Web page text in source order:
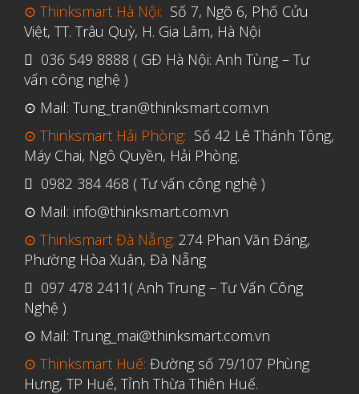
⊙ Thinksmart Hà Nội: Số 7, Ngõ 6, Phố Cửu
Việt, TT. Trâu Quỳ, H. Gia Lâm, Hà Nội
036 549 8888 ( GĐ Hà Nội: Anh Tùng – Tư
vấn công nghệ )
⊙ Mail: Tung_tran@thinksmart.com.vn
⊙ Thinksmart Hải Phòng: Số 42 Lê Thánh Tông,
Máy Chai, Ngô Quyền, Hải Phòng.
0982 384 468 ( Tư vấn công nghệ )
⊙ Mail: info@thinksmart.com.vn
⊙ Thinksmart Đà Nẵng: 274 Phan Văn Đáng,
Phường Hòa Xuân, Đà Nẵng
097 478 2411( Anh Trung – Tư Vấn Công
Nghệ )
⊙ Mail: Trung_mai@thinksmart.com.vn
⊙ Thinksmart Huế: Đường số 79/107 Phùng
Hưng, TP Huế, Tỉnh Thừa Thiên Huế.